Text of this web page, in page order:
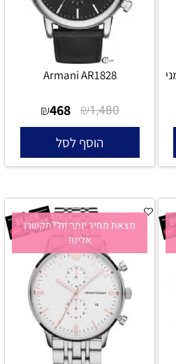
Armani AR1828
₪1,480
₪468
הוסף לסל
מצאת מחיר יותר זול?תקשרו
אלינו!